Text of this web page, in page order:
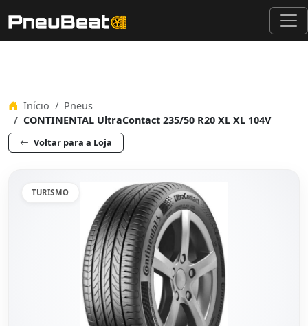
Início
Pneus
CONTINENTAL UltraContact 235/50 R20 XL XL 104V
Voltar para a Loja
TURISMO